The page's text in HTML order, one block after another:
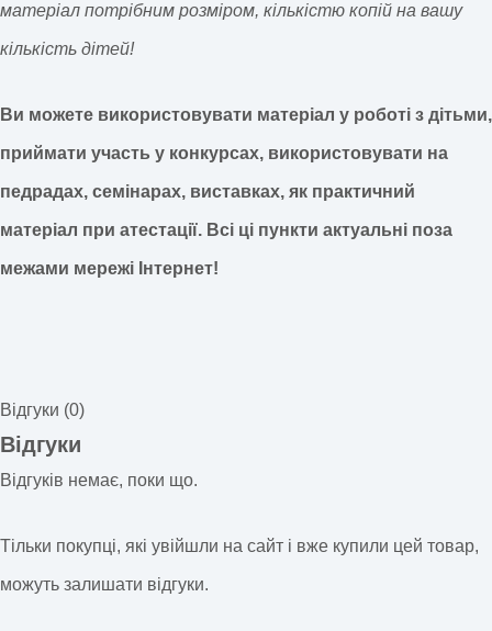
матеріал потрібним розміром, кількістю копій на вашу
кількість дітей!
Ви можете використовувати матеріал у роботі з дітьми,
приймати участь у конкурсах, використовувати на
педрадах, семінарах, виставках, як практичний
матеріал при атестації. Всі ці пункти актуальні поза
межами мережі Інтернет!
Відгуки (0)
Відгуки
Відгуків немає, поки що.
Тільки покупці, які увійшли на сайт і вже купили цей товар,
можуть залишати відгуки.